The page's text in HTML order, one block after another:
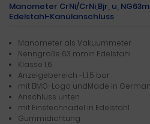
Manometer CrNi/CrNi,Bjr, u,
Edelstahl-Kanülanschluss
Manometer als Vakuummeter
Nenngröße 63 mmin Edelstahl
Klasse 1,6
Anzeigebereich -1...1,5 bar
mit BMG-Logo undMade in
Anschluss unten
mit Einstechnadel in Edelstahl
Gummidichtung